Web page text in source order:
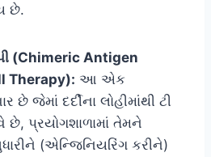
છે.
(Chimeric Antigen
Therapy): આ એક
છે જેમાં દર્દીના લોહીમાંથી ટી
છે, પ્રયોગશાળામાં તેમને
(એન્જિનિયરિંગ કરીને)